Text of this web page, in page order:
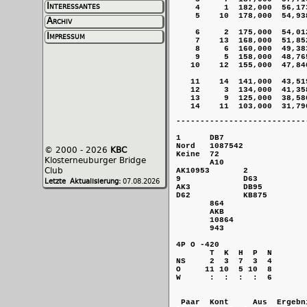
Interessantes
Archiv
Impressum
© 2000 - 2026 KBC
Klosterneuburger Bridge
Club
Letzte Aktualisierung: 07.08.2026
4     1  182,000
5    10  178,000
6     2  175,000
7    13  168,000
8     6  160,000
9     5  158,000
10    12  155,000
11    14  141,000
12     3  134,000
13     9  125,000
-------------------------------------------------------------------------------------------------------------

1      DB7                                      2      4             
Nord   1087542                                  Ost    8             
Keine  72                                       N-S    KB109732      
       A10                                             AK54          
AK10953       2                                 A8532         1076   
9             D63                               106432        KD95   
AK3           DB95                              8             4      
D62           KB875                             102           DB986  
       864                                             KDB9          
       AKB                                             AB7           
       10864                                           AD65          
       943                                             73            

4P O -420                                       6K S 1370            
       T  K  H  P  N                                   T  K  H  P  N
NS     2  3  7  3  4                            NS     8 12  7  8 11 
O     11 10  5 10  8                            OW     5  1  6  3  1 
W      :  :  :  :  6 


 Paar  Kont     Aus  Ergebnis      Score         Paar  Kont     Aus  Ergebnis      Score    
10  1  3N  O -1 HA     50      12,000  0,000     2 11  6K  N  = TD   1370      10,000  2,000
 2 11  3P  W  = TA       -140  10,000  2,000     8  7  6K  S  = K8   1370      10,000  2,000
13  4  4K  W +1 H4       -150   8,000  4,000    14  9  6K  N  = HK   1370      10,000  2,000
 3  6  3P  W +1 H4       -170   6,000  6,000     5 12  3N  S +3 P2    690       6,000  6,000
 5 12  4P  W  = H8       -420   2,000 10,000    10  1  3N  S +2 P3    660       4,000  8,000
 8  7  4P  W  = H8       -420   2,000 10,000    13  4  5K  N +1 HK    620       2,000 10,000
14  9  4P  W  = H5       -420   2,000 10,000     3  6  3K  N +3 HK    170       0,000 12,000

-------------------------------------------------------------------------------------------------------------

3      73                                       4      D95           
Süd    A92                                      West   D876          
O-W    B54                                      Alle   K2            
       KB753                                           A1062         
A85           KD96                              B43